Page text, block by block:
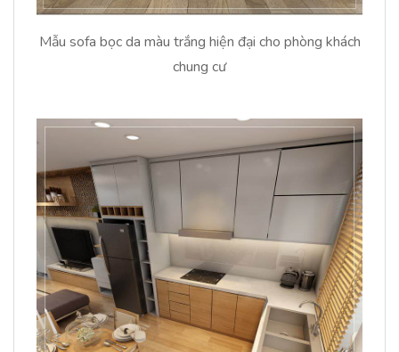
Mẫu sofa bọc da màu trắng hiện đại cho phòng khách
chung cư